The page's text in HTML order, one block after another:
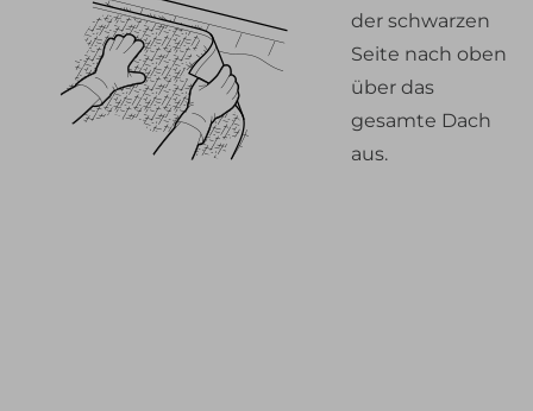
der schwarzen
Seite nach oben
über das
gesamte Dach
aus.